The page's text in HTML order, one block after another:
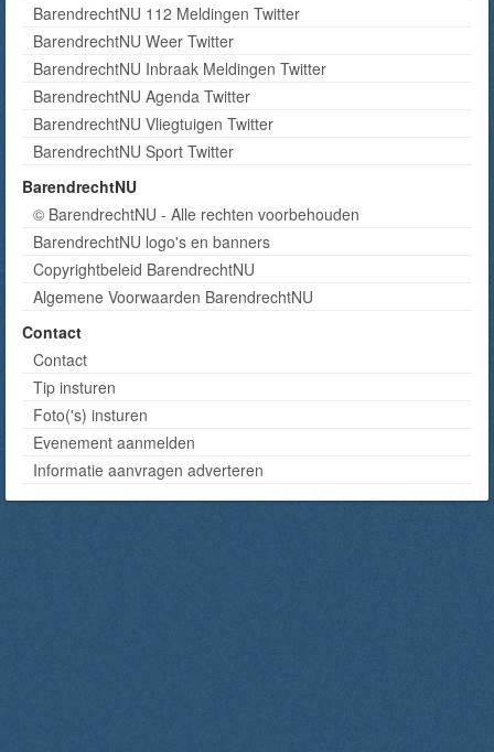
BarendrechtNU 112 Meldingen Twitter
BarendrechtNU Weer Twitter
BarendrechtNU Inbraak Meldingen Twitter
BarendrechtNU Agenda Twitter
BarendrechtNU Vliegtuigen Twitter
BarendrechtNU Sport Twitter
BarendrechtNU
© BarendrechtNU - Alle rechten voorbehouden
BarendrechtNU logo's en banners
Copyrightbeleid BarendrechtNU
Algemene Voorwaarden BarendrechtNU
Contact
Contact
Tip insturen
Foto('s) insturen
Evenement aanmelden
Informatie aanvragen adverteren